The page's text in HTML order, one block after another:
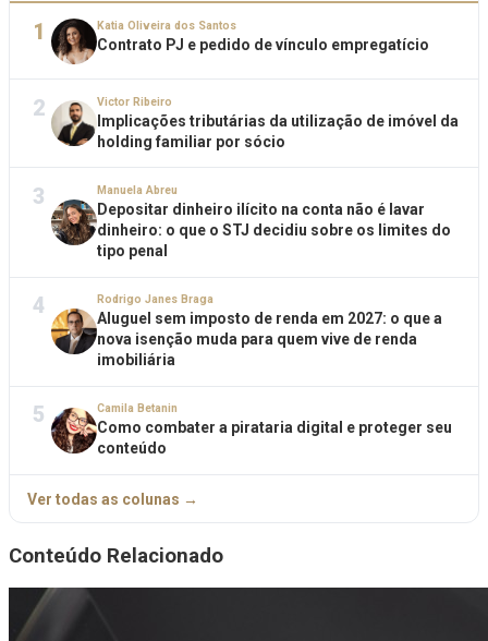
1 Katia Oliveira dos Santos
Contrato PJ e pedido de vínculo empregatício
2 Victor Ribeiro
Implicações tributárias da utilização de imóvel da
holding familiar por sócio
3 Manuela Abreu
Depositar dinheiro ilícito na conta não é lavar
dinheiro: o que o STJ decidiu sobre os limites do
tipo penal
4 Rodrigo Janes Braga
Aluguel sem imposto de renda em 2027: o que a
nova isenção muda para quem vive de renda
imobiliária
5 Camila Betanin
Como combater a pirataria digital e proteger seu
conteúdo
Ver todas as colunas →
Conteúdo Relacionado